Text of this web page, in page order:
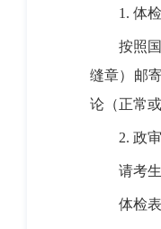
1. 体检
按照国科
缝章）邮
论（正常
2. 政审
请考生
体检表